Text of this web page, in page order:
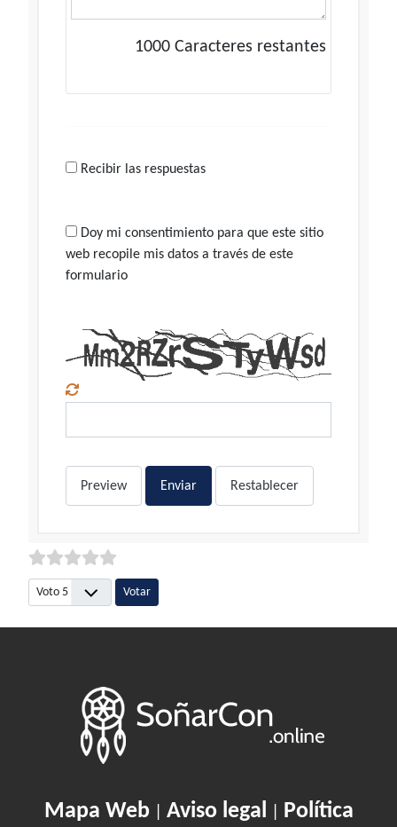
1000 Caracteres restantes
Recibir las respuestas
Doy mi consentimiento para que este sitio
web recopile mis datos a través de este
formulario
Preview Enviar Restablecer
Por favor, vote
Mapa Web| Aviso legal
Política